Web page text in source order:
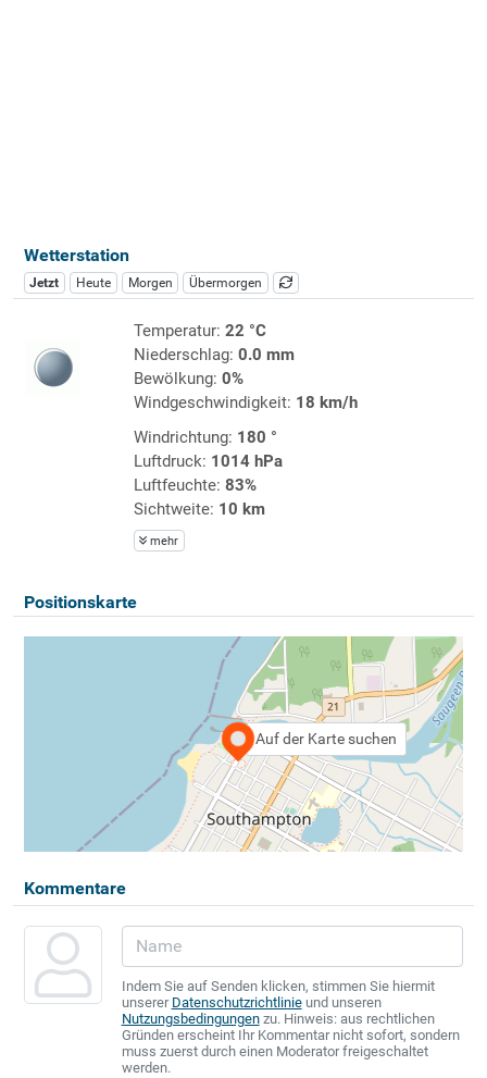
Wetterstation
Jetzt Heute Morgen Übermorgen
Temperatur: 22 °C
Niederschlag: 0.0 mm
Bewölkung: 0%
Windgeschwindigkeit: 18 km/h
Windrichtung: 180 °
Luftdruck: 1014 hPa
Luftfeuchte: 83%
Sichtweite: 10 km
mehr
Positionskarte
Auf der Karte suchen
Kommentare
Indem Sie auf Senden klicken, stimmen Sie hiermit
unserer Datenschutzrichtlinieund unseren
Nutzungsbedingungenzu. Hinweis: aus rechtlichen
Gründen erscheint Ihr Kommentar nicht sofort, sondern
muss zuerst durch einen Moderator freigeschaltet
werden.